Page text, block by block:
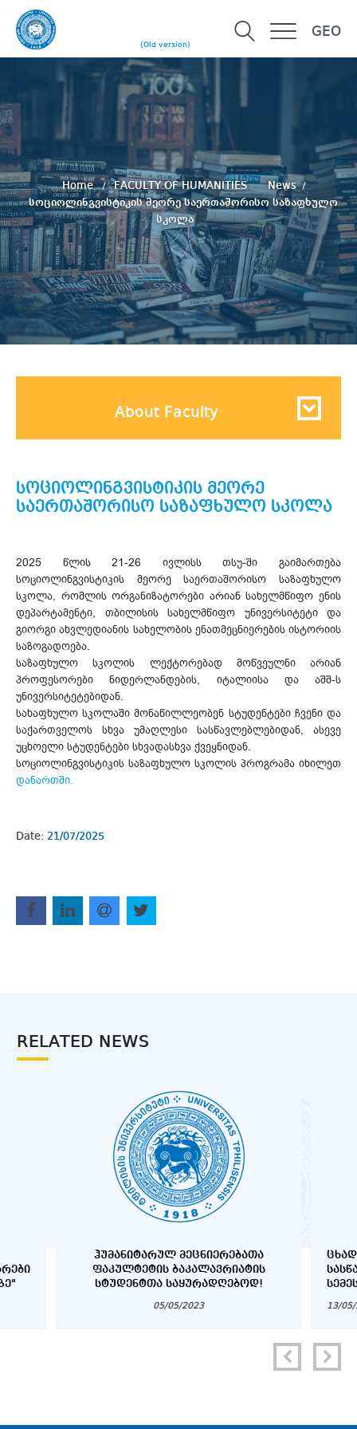
(Old version)
GEO
Home FACULTY OF HUMANITIES
News
სოციოლინგვისტიკის მეორე საერთაშორისო საზაფხულო
სკოლა
About Faculty
სოციოლინგვისტიკის მეორე
საერთაშორისო საზაფხულო სკოლა
2025 წლის 21-26 ივლისს თსუ-ში გაიმართება
სოციოლინგვისტიკის მეორე საერთაშორისო საზაფხულო
სკოლა, რომლის ორგანიზატორები არიან სახელმწიფო ენის
დეპარტამენტი, თბილისის სახელმწიფო უნივერსიტეტი და
გიორგი ახვლედიანის სახელობის ენათმეცნიერების ისტორიის
საზოგადოება.
საზაფხულო სკოლის ლექტორებად მოწვეულნი არიან
პროფესორები ნიდერლანდების, იტალიისა და აშშ-ს
უნივერსიტეტებიდან.
სახაფხულო სკოლაში მონაწილლეობენ სტუდენტები ჩვენი და
საქართველოს სხვა უმაღლესი სასწავლებლებიდან, ასევე
უცხოელი სტუდენტები სხვადასხვა ქვეყნიდან.
სოციოლინგვისტიკის საზაფხულო სკოლის პროგრამა იხილეთ
დანართში.
Date: 21/07/2025
RELATED NEWS
ᲰᲣᲛᲐᲜᲘᲢᲐᲠᲣᲚ ᲛᲔᲪᲜᲘᲔᲠᲔᲑᲐᲗᲐ
ᲤᲐᲙᲣᲚᲢᲔᲢᲘᲡ ᲑᲐᲙᲐᲚᲐᲕᲠᲘᲐᲢᲘᲡ
ᲡᲢᲣᲓᲔᲜᲢᲗᲐ ᲡᲐᲧᲣᲠᲐᲓᲦᲔᲑᲝᲓ!
05/05/2023 13/